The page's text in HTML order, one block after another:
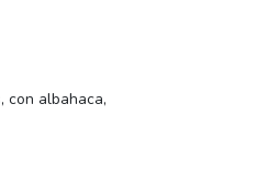
con albahaca,